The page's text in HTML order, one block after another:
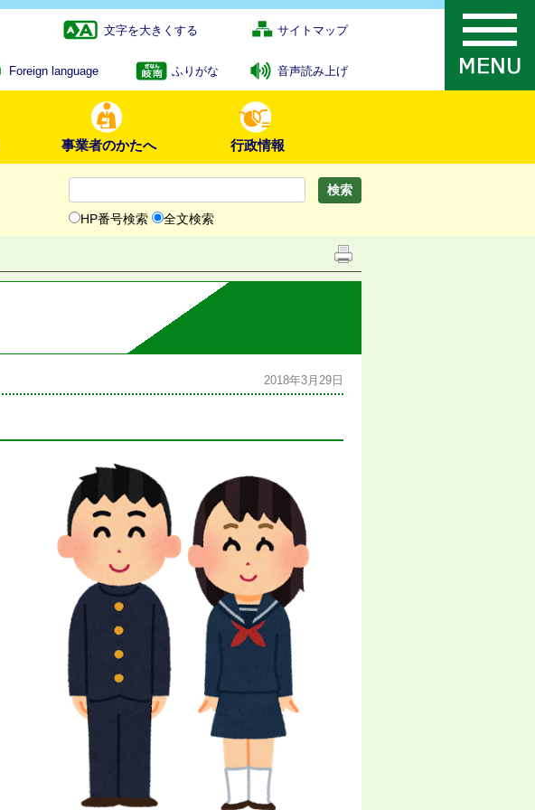
文字を大きくする サイトマップ
Foreign language ふりがな 音声読み上げ
事業者のかたへ 行政情報
HP番号検索 全文検索
2018年3月29日